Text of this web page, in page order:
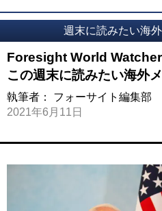
週末に読みたい海
Foresight World
この週末に読みたい海外
執筆者： フォーサイト編集部
2021年6月11日